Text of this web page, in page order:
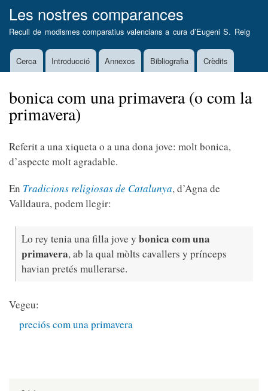
al
contingut
Les nostres comparances
Recull de modismes comparatius valencians a cura d’Eugeni S. Reig
MainCerca Introducció Annexos Bibliografia Crèdits
bonica com una primavera (o com la
primavera)
Referit a una xiqueta o a una dona jove: molt bonica,
d’aspecte molt agradable.
En Tradicions religiosas de Catalunya, d’Agna de
Valldaura, podem llegir:
Lo rey tenia una filla jove y bonica com una
primavera, ab la qual mòlts cavallers y prínceps
havian pretés mullerarse.
Vegeu:
preciós com una primavera